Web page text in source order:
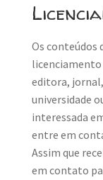
Os conteúdos
licenciamento
editora,
universidade
interessada
entre em
Assim que
em contato